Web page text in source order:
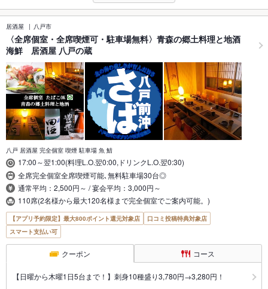
居酒屋 八戸市
〈全席個室・全席喫煙可・駐車場無料〉青森の郷土料理と地酒
海鮮 居酒屋 八戸の蔵
八戸 居酒屋 完全個室 喫煙 駐車場 魚 鯖
17:00～翌1:00(料理L.O.翌0:00,ドリンクL.O.翌0:30)
全席完全個室全席喫煙可能､無料駐車場30台◎
通常平均：2,500円～ / 宴会平均：3,000円～
110席(2名様から最大120名様まで完全個室でご案内可能。)
【アプリ予約限定】最大800ポイント還元対象店
口コミ投稿特典対象店
スマート支払い可
クーポン コース
【日曜から木曜1日5台まで！】刺身10種盛り3,780円→3,280円！